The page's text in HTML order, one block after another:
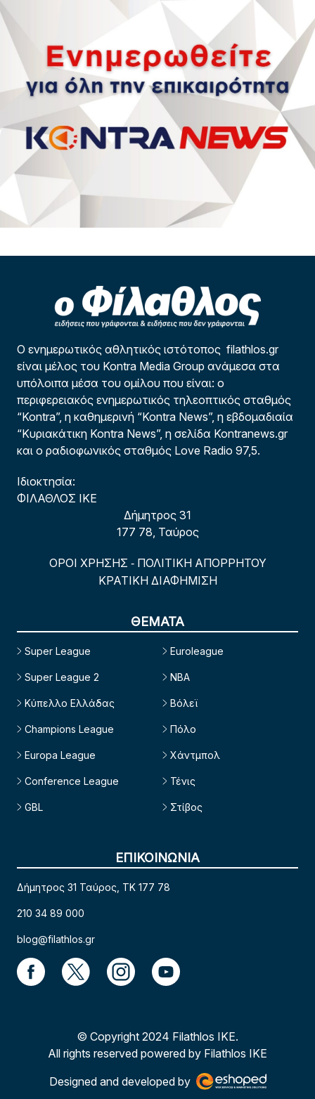
Ο ενημερωτικός αθλητικός ιστότοπος filathlos.gr
είναι μέλος του Kontra Media Group ανάμεσα στα
υπόλοιπα μέσα του ομίλου που είναι: ο
περιφερειακός ενημερωτικός τηλεοπτικός σταθμός
“Kontra”, η καθημερινή “Kontra News”, η εβδομαδιαία
“Κυριακάτικη Kontra News”, η σελίδα Kontranews.gr
και ο ραδιοφωνικός σταθμός Love Radio 97,5.
Ιδιοκτησία:
ΦΙΛΑΘΛΟΣ ΙΚΕ
Δήμητρος 31
177 78, Ταύρος
ΟΡΟΙ ΧΡΗΣΗΣ - ΠΟΛΙΤΙΚΗ ΑΠΟΡΡΗΤΟΥ
ΚΡΑΤΙΚΗ ΔΙΑΦΗΜΙΣΗ
ΘΕΜΑΤΑ
Super League
Super League 2
Κύπελλο Ελλάδας
Champions League
Europa League
Conference League
GBL
Euroleague
NBA
Βόλεϊ
Πόλο
Χάντμπολ
Τένις
Στίβος
ΕΠΙΚΟΙΝΩΝΙΑ
Δήμητρος 31 Ταύρος, TK 177 78
210 34 89 000
blog@filathlos.gr
© Copyright 2024 Filathlos ΙΚΕ.
All rights reserved powered by Filathlos ΙΚΕ
Designed and developed by